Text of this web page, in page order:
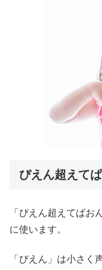
ぴえん超えて
「ぴえん超えてぱお
に使います。
「ぴえん」は小さく